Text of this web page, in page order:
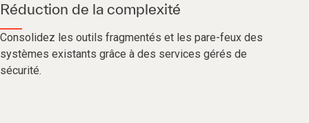
Réduction de la complexité
Consolidez les outils fragmentés et les pare-feux des
systèmes existants grâce à des services gérés de
sécurité.